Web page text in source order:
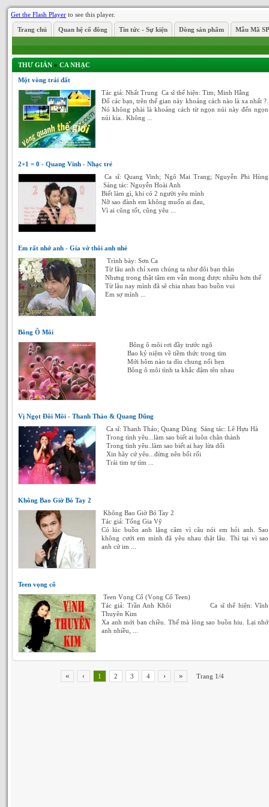
Get the Flash Player to see this player.
Trang chủ Quan hệ cổ đông Tin tức - Sự kiện Dòng sản phẩm Mẫu Mã SP
THƯ GIẢN » CA NHẠC
Một vòng trái đất
Tác giả: Nhất Trung Ca sĩ thể hiện: Tim; Minh Hằng
Đố các bạn, trên thế gian này khoảng cách nào là xa nhất ?.
Nó không phài là khoảng cách từ ngọn núi này đến ngọn
núi kia.. Không ...
2+1 = 0 - Quang Vinh - Nhạc trẻ
Ca sĩ: Quang Vinh; Ngô Mai Trang; Nguyễn Phi Hùng
Sáng tác: Nguyễn Hoài Anh
Biết làm gì, khi có 2 người yêu mình
Nỡ sao đành em không muốn ai đau,
Vì ai cũng tốt, cũng yêu ...
Em rất nhớ anh - Gỉa vờ thôi anh nhé
Trình bày: Sơn Ca
Từ lâu anh chỉ xem chúng ta như đôi bạn thân
Nhưng trong thật tâm em vẫn mong được nhiều hơn thế
Từ lâu nay mình đã sẽ chia nhau bao buồn vui
Em sợ mình ...
Bông Ô Môi
Bông ô môi rơi đầy trước ngõ
Bao kỷ niệm về tiềm thức trong tim
Mới hôm nào ta dìu chung nối hẹn
Bông ô môi tình ta khắc đậm tên nhau
Vị Ngọt Đôi Môi - Thanh Thảo & Quang Dũng
Ca sĩ: Thanh Thảo; Quang Dũng Sáng tác: Lê Hựu Hà
Trong tình yêu...làm sao biết ai luôn chân thành
Trong tình yêu..làm sao biết ai hay lừa dối
Xin hãy cứ yêu...đừng nên bối rối
Trái tim tự tìm ...
Không Bao Giờ Bó Tay 2
Không Bao Giờ Bó Tay 2
Tác giả: Tống Gia Vỹ
Có lúc buồn anh lặng câm vì câu nói em hỏi anh. Sao
không cưới em mình đã yêu nhau thật lâu. Thì tại vì sao
anh cứ im ...
Teen vọng cổ
Teen Vọng Cổ (Vọng Cổ Teen)
Tác giả: Trần Anh Khôi Ca sĩ thể hiện: Vĩnh
Thuyên Kim
Xa anh mới ban chiều. Thế mà lòng sao buồn hiu. Lại nhớ
anh nhiều, ...
« ‹ 1 2 3 4 › » Trang 1/4